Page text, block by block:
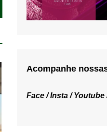
Acompanhe
Face /Insta /Youtube